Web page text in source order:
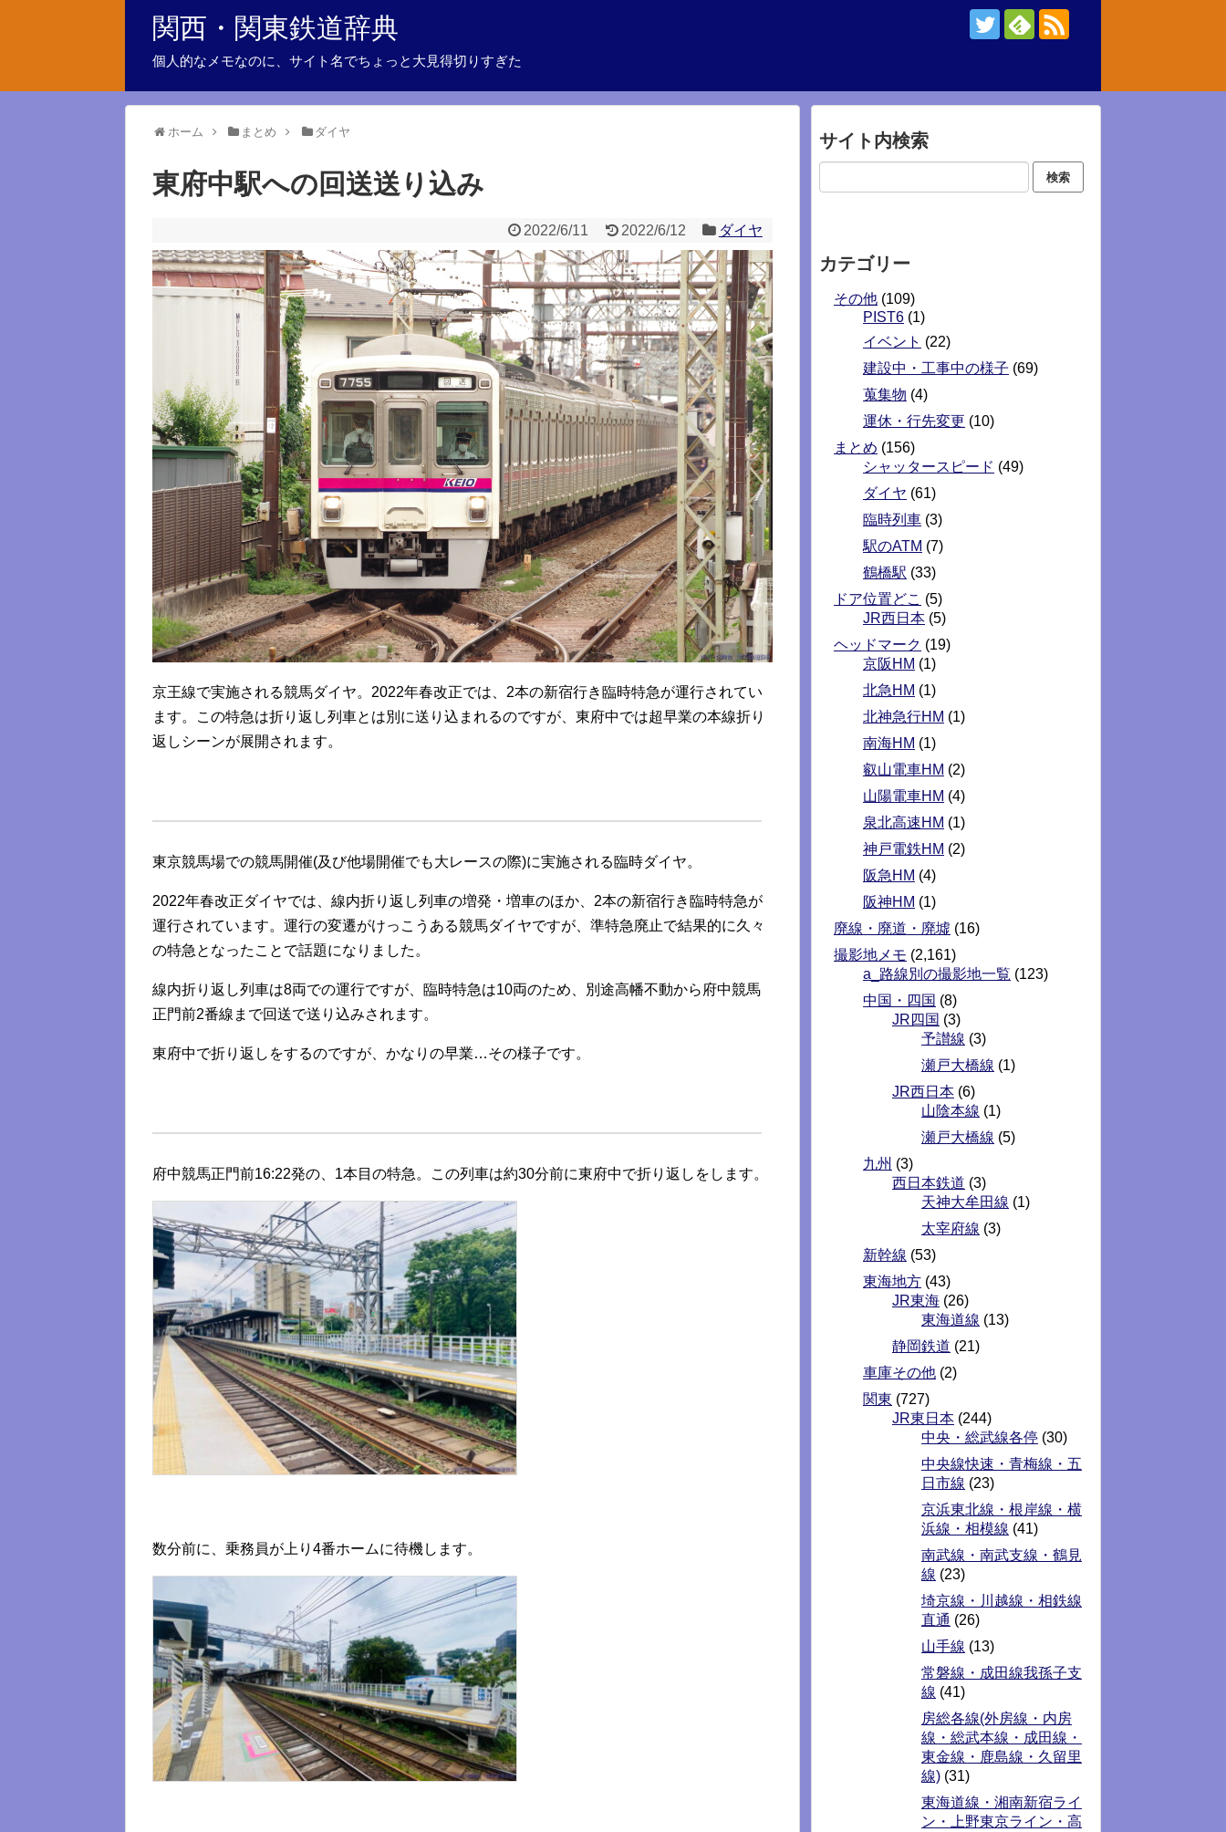
関西・関東鉄道辞典
個人的なメモなのに、サイト名でちょっと大見得切りすぎた
ホーム まとめ ダイヤ
東府中駅への回送送り込み
2022/6/11 2022/6/12 ダイヤ
京王線で実施される競馬ダイヤ。2022年春改正では、2本の新宿行き臨時特急が運行されてい
ます。この特急は折り返し列車とは別に送り込まれるのですが、東府中では超早業の本線折り
返しシーンが展開されます。
東京競馬場での競馬開催(及び他場開催でも大レースの際)に実施される臨時ダイヤ。
2022年春改正ダイヤでは、線内折り返し列車の増発・増車のほか、2本の新宿行き臨時特急が
運行されています。運行の変遷がけっこうある競馬ダイヤですが、準特急廃止で結果的に久々
の特急となったことで話題になりました。
線内折り返し列車は8両での運行ですが、臨時特急は10両のため、別途高幡不動から府中競馬
正門前2番線まで回送で送り込みされます。
東府中で折り返しをするのですが、かなりの早業…その様子です。
府中競馬正門前16:22発の、1本目の特急。この列車は約30分前に東府中で折り返しをします。
数分前に、乗務員が上り4番ホームに待機します。
サイト内検索
カテゴリー
その他 (109)
PIST6 (1)
イベント (22)
建設中・工事中の様子 (69)
蒐集物 (4)
運休・行先変更 (10)
まとめ (156)
シャッタースピード (49)
ダイヤ (61)
臨時列車 (3)
駅のATM (7)
鶴橋駅 (33)
ドア位置どこ (5)
JR西日本 (5)
ヘッドマーク (19)
京阪HM (1)
北急HM (1)
北神急行HM (1)
南海HM (1)
叡山電車HM (2)
山陽電車HM (4)
泉北高速HM (1)
神戸電鉄HM (2)
阪急HM (4)
阪神HM (1)
廃線・廃道・廃墟 (16)
撮影地メモ (2,161)
a_路線別の撮影地一覧 (123)
中国・四国 (8)
JR四国 (3)
予讃線 (3)
瀬戸大橋線 (1)
JR西日本 (6)
山陰本線 (1)
瀬戸大橋線 (5)
九州 (3)
西日本鉄道 (3)
天神大牟田線 (1)
太宰府線 (3)
新幹線 (53)
東海地方 (43)
JR東海 (26)
東海道線 (13)
静岡鉄道 (21)
車庫その他 (2)
関東 (727)
JR東日本 (244)
中央・総武線各停 (30)
中央線快速・青梅線・五
日市線 (23)
京浜東北線・根岸線・横
浜線・相模線 (41)
南武線・南武支線・鶴見
線 (23)
埼京線・川越線・相鉄線
直通 (26)
山手線 (13)
常磐線・成田線我孫子支
線 (41)
房総各線(外房線・内房
線・総武本線・成田線・
東金線・鹿島線・久留里
線) (31)
東海道線・湘南新宿ライ
ン・上野東京ライン・高